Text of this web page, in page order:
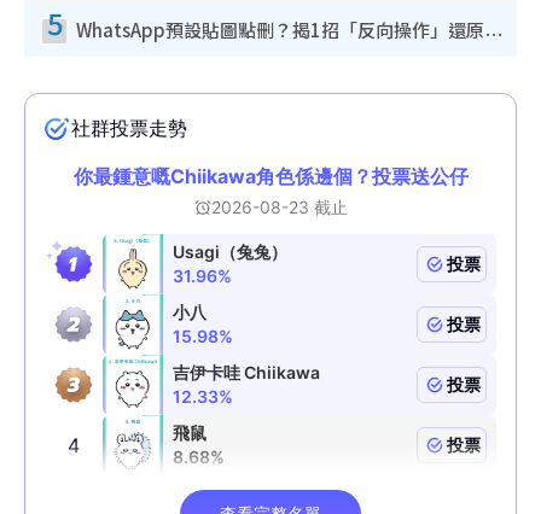
5 WhatsApp預設貼圖點刪？揭1招「反向操作」還原簡潔介面 附3步實測教學